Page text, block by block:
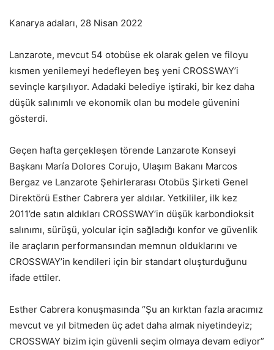
Kanarya adaları, 28 Nisan 2022
Lanzarote, mevcut 54 otobüse ek olarak gelen ve filoyu
kısmen yenilemeyi hedefleyen beş yeni CROSSWAY’i
sevinçle karşılıyor. Adadaki belediye iştiraki, bir kez daha
düşük salınımlı ve ekonomik olan bu modele güvenini
gösterdi.
Geçen hafta gerçekleşen törende Lanzarote Konseyi
Başkanı María Dolores Corujo, Ulaşım Bakanı Marcos
Bergaz ve Lanzarote Şehirlerarası Otobüs Şirketi Genel
Direktörü Esther Cabrera yer aldılar. Yetkililer, ilk kez
2011’de satın aldıkları CROSSWAY’in düşük karbondioksit
salınımı, sürüşü, yolcular için sağladığı konfor ve güvenlik
ile araçların performansından memnun olduklarını ve
CROSSWAY’in kendileri için bir standart oluşturduğunu
ifade ettiler.
Esther Cabrera konuşmasında “Şu an kırktan fazla aracımız
mevcut ve yıl bitmeden üç adet daha almak niyetindeyiz;
CROSSWAY bizim için güvenli seçim olmaya devam ediyor”